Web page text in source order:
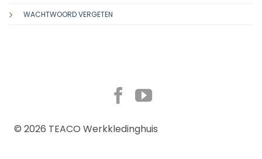
WACHTWOORD VERGETEN
© 2026 TEACO Werkkledinghuis